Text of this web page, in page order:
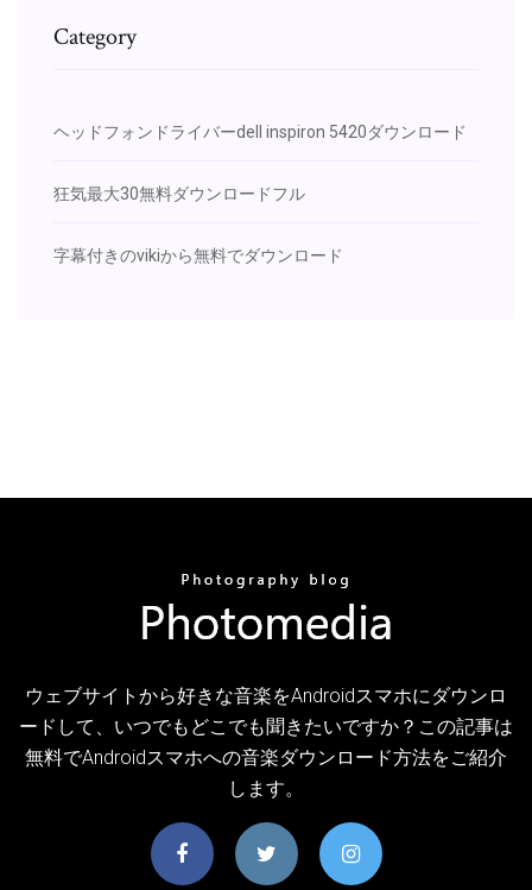
Category
ヘッドフォンドライバーdell inspiron 5420ダウンロード
狂気最大30無料ダウンロードフル
字幕付きのvikiから無料でダウンロード
ウェブサイトから好きな音楽をAndroidスマホにダウンロ
ードして、いつでもどこでも聞きたいですか？この記事は
無料でAndroidスマホへの音楽ダウンロード方法をご紹介
します。